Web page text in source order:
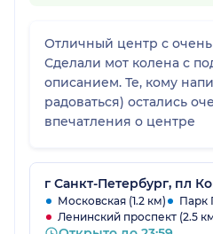
Отличный центр с
Сделали мот колена с
описанием. Те, кому
радоваться) остались
впечатления о центре
г Санкт-Петербург, пл
Московская (1.2 км)
Парк
Ленинский проспект (2.5